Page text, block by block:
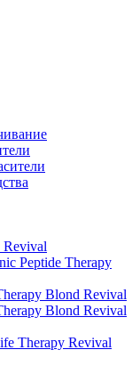
Revival
Peptide Therapy
Blond Revival
Blond Revival
Therapy Revival